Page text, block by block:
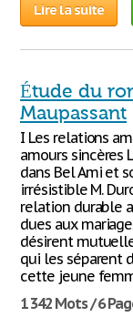
Lire la suite
Étude du
Maupassant
I Les relations
amours sincères
dans Bel Ami et
irrésistible M.
relation durable
dues aux
désirent
qui les séparent
cette jeune
1 342 Mots / 6